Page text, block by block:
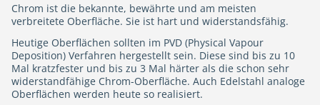
Chrom ist die bekannte, bewährte und am meisten
verbreitete Oberfläche. Sie ist hart und widerstandsfähig.
Heutige Oberflächen sollten im PVD (Physical Vapour
Deposition) Verfahren hergestellt sein. Diese sind bis zu 10
Mal kratzfester und bis zu 3 Mal härter als die schon sehr
widerstandfähige Chrom-Oberfläche. Auch Edelstahl analoge
Oberflächen werden heute so realisiert.